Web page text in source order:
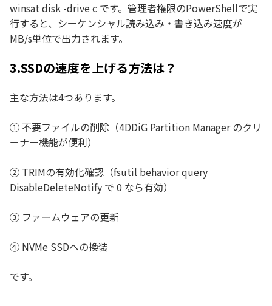
winsat disk -drive c です。管理者権限のPowerShellで実
行すると、シーケンシャル読み込み・書き込み速度が
MB/s単位で出力されます。
3.SSDの速度を上げる方法は？
主な方法は4つあります。
① 不要ファイルの削除（4DDiG Partition Manager のクリ
ーナー機能が便利）
② TRIMの有効化確認（fsutil behavior query
DisableDeleteNotify で 0 なら有効）
③ ファームウェアの更新
④ NVMe SSDへの換装
です。